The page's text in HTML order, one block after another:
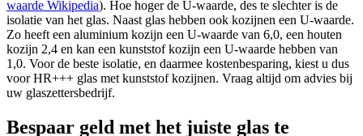
waarde Wikipedia). Hoe hoger de U-waarde, des te slechter is de
isolatie van het glas. Naast glas hebben ook kozijnen een U-waarde.
Zo heeft een aluminium kozijn een U-waarde van 6,0, een houten
kozijn 2,4 en kan een kunststof kozijn een U-waarde hebben van
1,0. Voor de beste isolatie, en daarmee kostenbesparing, kiest u dus
voor HR+++ glas met kunststof kozijnen. Vraag altijd om advies bij
uw glaszettersbedrijf.
Bespaar geld met het juiste glas te